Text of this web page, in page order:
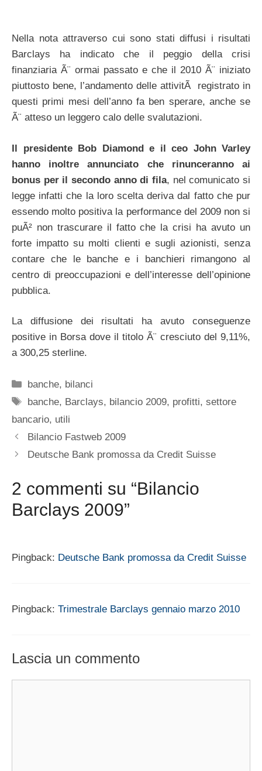
Nella nota attraverso cui sono stati diffusi i risultati
Barclays ha indicato che il peggio della crisi
finanziaria Ã¨ ormai passato e che il 2010 Ã¨ iniziato
piuttosto bene, l’andamento delle attivitÃ registrato in
questi primi mesi dell’anno fa ben sperare, anche se
Ã¨ atteso un leggero calo delle svalutazioni.
Il presidente Bob Diamond e il ceo John Varley
hanno inoltre annunciato che rinunceranno ai
bonus per il secondo anno di fila, nel comunicato si
legge infatti che la loro scelta deriva dal fatto che pur
essendo molto positiva la performance del 2009 non si
puÃ² non trascurare il fatto che la crisi ha avuto un
forte impatto su molti clienti e sugli azionisti, senza
contare che le banche e i banchieri rimangono al
centro di preoccupazioni e dell’interesse dell’opinione
pubblica.
La diffusione dei risultati ha avuto conseguenze
positive in Borsa dove il titolo Ã¨ cresciuto del 9,11%,
a 300,25 sterline.
Categorie
banche, bilanci
Tag
banche, Barclays, bilancio 2009, profitti,settore
bancario, utili
Bilancio Fastweb 2009
Deutsche Bank promossa da Credit Suisse
2 commenti su “Bilancio
Barclays 2009”
Pingback: Deutsche Bank promossa da Credit Suisse
Pingback: Trimestrale Barclays gennaio marzo 2010
Lascia un commento